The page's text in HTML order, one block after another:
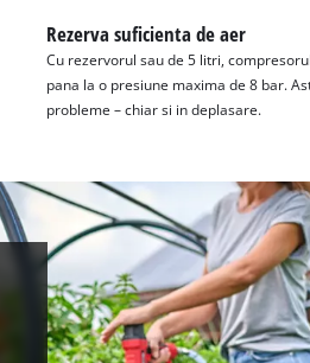
Rezerva suficienta de aer
Cu rezervorul sau de 5 litri,
pana la o presiune maxima de 8 bar.
probleme – chiar si in deplasare.